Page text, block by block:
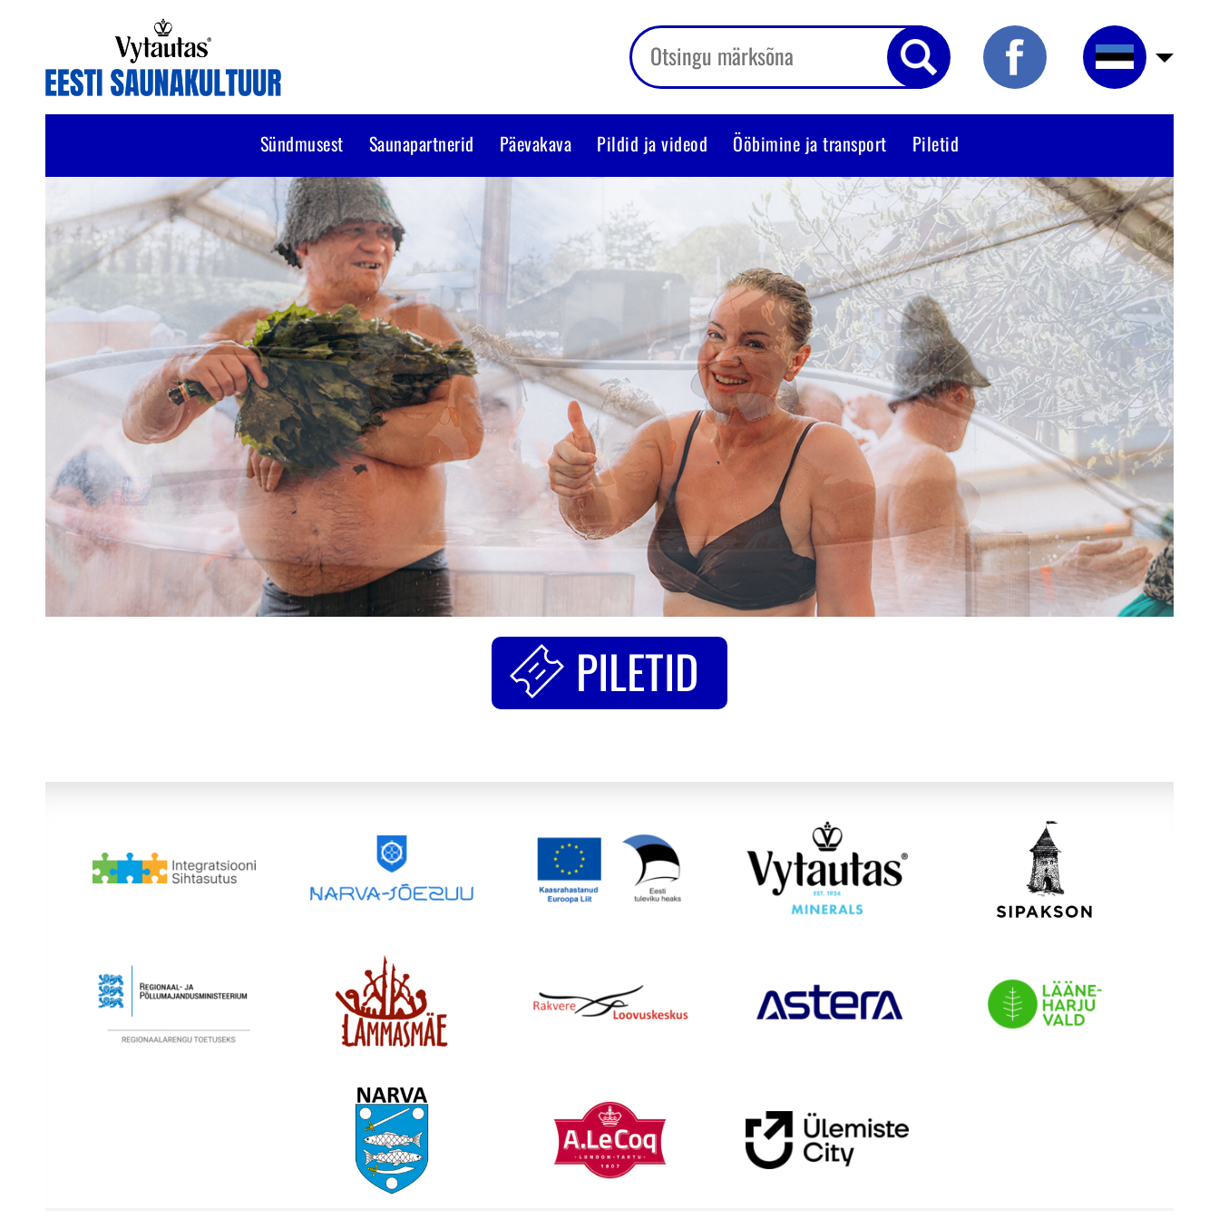
Sündmusest Saunapartnerid Päevakava Pildid ja videod Ööbimine ja transport Piletid
PILETID